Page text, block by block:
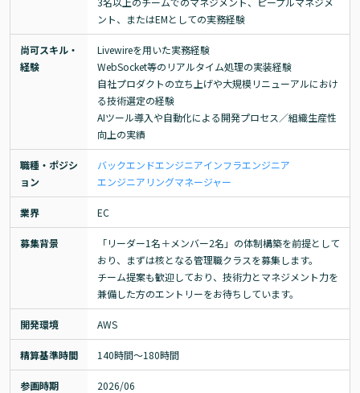
ント、またはEMとしての実務経験
尚可スキル・
経験
Livewireを用いた実務経験
WebSocket等のリアルタイム処理の実装経験
自社プロダクトの立ち上げや大規模リニューアルにおけ
る技術選定の経験
AIツール導入や自動化による開発プロセス／組織生産性
向上の実績
職種・ポジシ
ョン
バックエンドエンジニアインフラエンジニア
エンジニアリングマネージャー
業界 EC
募集背景
「リーダー1名＋メンバー2名」の体制構築を前提として
おり、まずは核となる管理職クラスを募集します。
チーム提案も歓迎しており、技術力とマネジメント力を
兼備した方のエントリーをお待ちしています。
開発環境 AWS
精算基準時間 140時間〜180時間
参画時期 2026/06